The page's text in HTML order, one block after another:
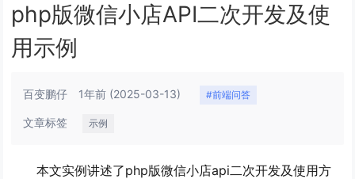
php版微信小店API二次开发及使
用示例
百变鹏仔 1年前 (2025-03-13) #前端问答
文章标签 示例
本文实例讲述了php版微信小店api二次开发及使用方